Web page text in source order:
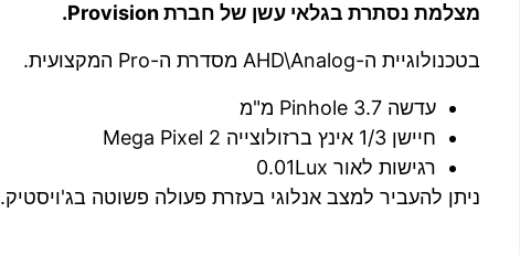
מצלמת נסתרת בגלאי עשן של חברת Provision.
בטכנולוגיית ה-AHD\Analog מסדרת ה-Pro המקצועית.
עדשה Pinhole 3.7 מ"מ
חיישן 1/3 אינץ ברזולוצייה 2 Mega Pixel
רגישות לאור 0.01Lux
ניתן להעביר למצב אנלוגי בעזרת פעולה פשוטה בג'ויסטיק.